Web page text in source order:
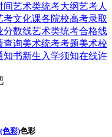
间艺术类统考大纲艺考人
考文化课各院校高考录取
分数线艺术类统考合格线
查询美术统考考题美术校
知书新生入学须知在线许
色彩)色彩